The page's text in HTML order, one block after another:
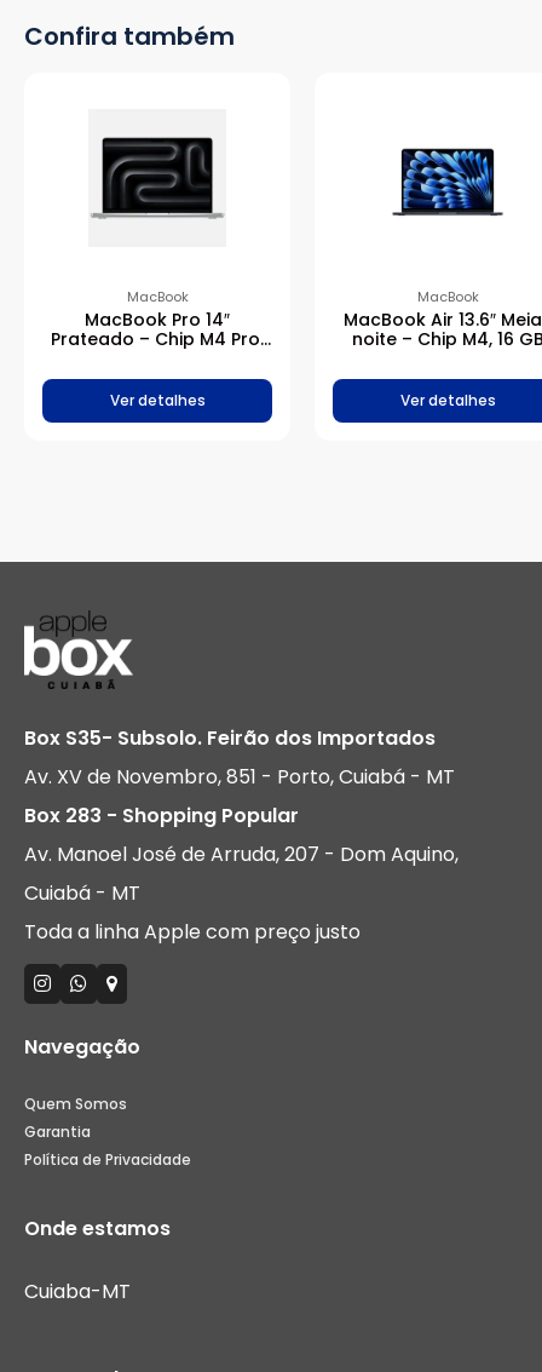
Confira também
MacBook
MacBook Pro 14″
Prateado – Chip M4 Pro,
Ver detalhes
MacBook
MacBook Air 13.6″
noite – Chip M4, 16
Ver detalhes
Box S35- Subsolo. Feirão dos Importados
Av. XV de Novembro, 851 - Porto, Cuiabá - MT
Box 283 - Shopping Popular
Av. Manoel José de Arruda, 207 - Dom Aquino,
Cuiabá - MT
Toda a linha Apple com preço justo
Navegação
Quem Somos
Garantia
Política de Privacidade
Onde estamos
Cuiaba-MT